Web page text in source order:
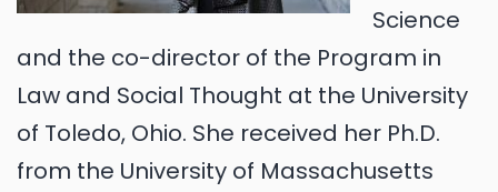
Science
and the co-director of the Program in
Law and Social Thought at the University
of Toledo, Ohio. She received her Ph.D.
from the University of Massachusetts